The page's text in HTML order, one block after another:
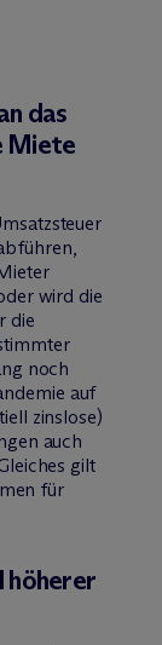
das
Miete
wird die
die
noch
auf
zinslose)
auch
gilt
für
höherer